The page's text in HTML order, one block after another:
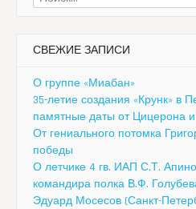
СВЕЖИЕ ЗАПИСИ
О группе «Миабан»
35-летие создания «Крунк» в
памятные даты от Цицерона
От гениального потомка
победы
О летчике 4 гв. ИАП С.Т.
командира полка В.Ф.
Эдуард Мосесов (Санкт-